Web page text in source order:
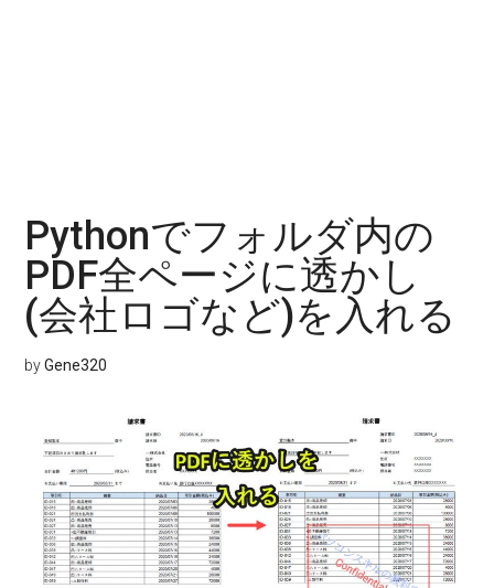
Pythonでフォルダ内の
PDF全ページに透かし
(会社ロゴなど)を入れる
byGene320